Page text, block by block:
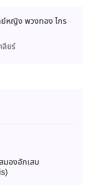
หญิง พวงทอง ไกร
ลียร์
มองอักเสบ